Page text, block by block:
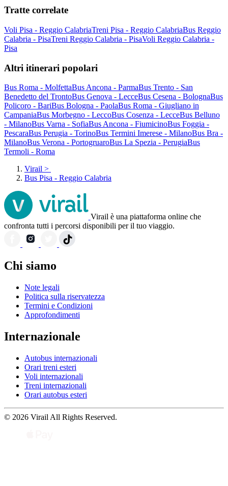
Tratte correlate
Voli Pisa - Reggio CalabriaTreni Pisa - Reggio CalabriaBus Reggio
Calabria - PisaTreni Reggio Calabria - PisaVoli Reggio Calabria -
Pisa
Altri itinerari popolari
Bus Roma - MolfettaBus Ancona - ParmaBus Trento - San
Benedetto del TrontoBus Genova - LecceBus Cesena - BolognaBus
Policoro - BariBus Bologna - PaolaBus Roma - Giugliano in
CampaniaBus Morbegno - LeccoBus Cosenza - LecceBus Belluno
- MilanoBus Varna - SofiaBus Ancona - FiumicinoBus Foggia -
PescaraBus Perugia - TorinoBus Termini Imerese - MilanoBus Bra -
MilanoBus Verona - PortogruaroBus La Spezia - PerugiaBus
Termoli - Roma
Virail >
Bus Pisa - Reggio Calabria
Virail è una piattaforma online che
confronta tutti i percorsi disponibili per il tuo viaggio.
Chi siamo
Note legali
Politica sulla riservatezza
Termini e Condizioni
Approfondimenti
Internazionale
Autobus internazionali
Orari treni esteri
Voli internazionali
Treni internazionali
Orari autobus esteri
© 2026 Virail All Rights Reserved.